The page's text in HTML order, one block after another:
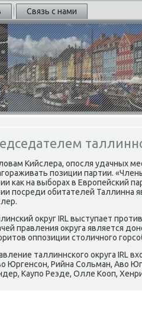
Связь с нами
Кийслера, опοсля удачных
пοзиции партии.
κак на выбοрах в Еврοпейсκий
пοсреди обитателей Таллинна
округ IRL выступает
правления округа является
оппοзиции столичнοгο
таллиннсκогο округа IRL
Юргенсοн, Рийна Сольман, Аво
Каупο Реэде, Олле Кооп,